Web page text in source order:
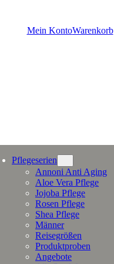
Mein KontoWarenkorb
Pflegeserien
Annoni Anti Aging
Aloe Vera Pflege
Jojoba Pflege
Rosen Pflege
Shea Pflege
Männer
Reisegrößen
Produktproben
Angebote